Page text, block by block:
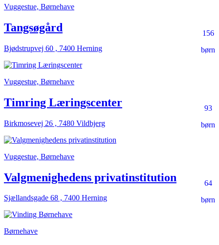
Vuggestue, Børnehave
156
børn
Tangsøgård
Bjødstrupvej 60 , 7400 Herning
Vuggestue, Børnehave
93
børn
Timring Læringscenter
Birkmosevej 26 , 7480 Vildbjerg
Vuggestue, Børnehave
64
børn
Valgmenighedens privatinstitution
Sjællandsgade 68 , 7400 Herning
Børnehave